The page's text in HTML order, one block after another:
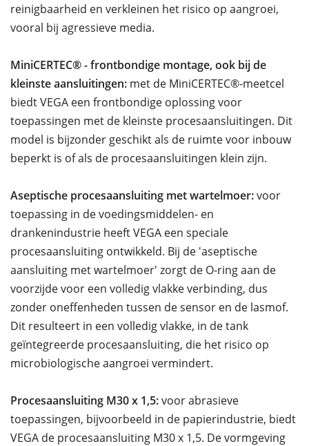
reinigbaarheid en verkleinen het risico op aangroei,
vooral bij agressieve media.
MiniCERTEC® - frontbondige montage, ook bij de
kleinste aansluitingen: met de MiniCERTEC®-meetcel
biedt VEGA een frontbondige oplossing voor
toepassingen met de kleinste procesaansluitingen. Dit
model is bijzonder geschikt als de ruimte voor inbouw
beperkt is of als de procesaansluitingen klein zijn.
Aseptische procesaansluiting met wartelmoer:voor
toepassing in de voedingsmiddelen- en
drankenindustrie heeft VEGA een speciale
procesaansluiting ontwikkeld. Bij de 'aseptische
aansluiting met wartelmoer' zorgt de O-ring aan de
voorzijde voor een volledig vlakke verbinding, dus
zonder oneffenheden tussen de sensor en de lasmof.
Dit resulteert in een volledig vlakke, in de tank
geïntegreerde procesaansluiting, die het risico op
microbiologische aangroei vermindert.
Procesaansluiting M30 x 1,5:voor abrasieve
toepassingen, bijvoorbeeld in de papierindustrie, biedt
VEGA de procesaansluiting M30 x 1,5. De vormgeving